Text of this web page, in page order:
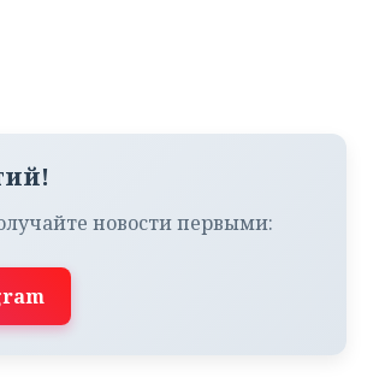
новости первыми: